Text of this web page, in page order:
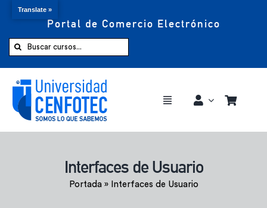
Portal de Comercio Electrónico
Buscar:
Toggle
Comprar ahora
Interfaces de Usuario
Portada» Interfaces de Usuario
Translate »